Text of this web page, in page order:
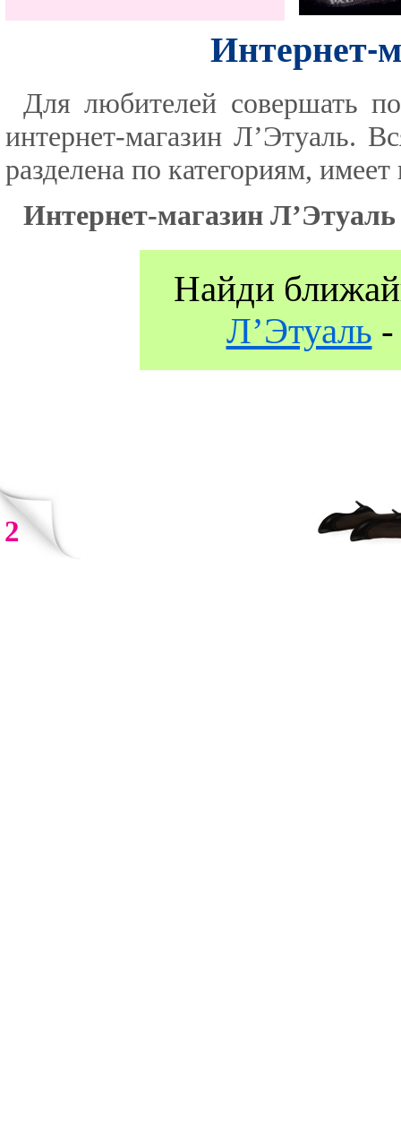
Интернет-
Для любителей совершать
интернет-магазин Л’Этуаль.
разделена по категориям,
Интернет-магазин Л’Этуаль
Найди
Л’Этуаль
2